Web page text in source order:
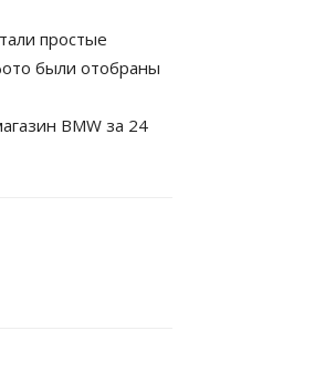
простые
были отобраны
BMW за 24